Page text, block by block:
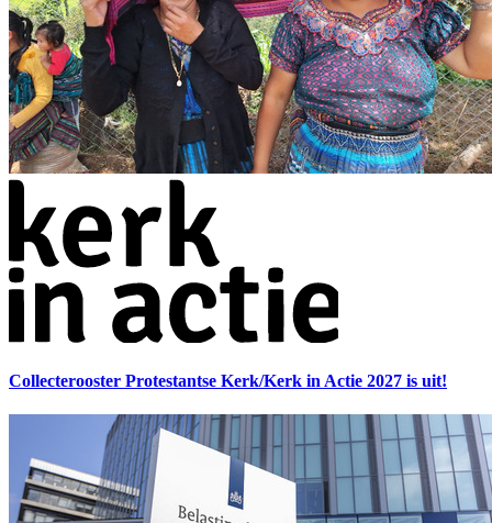
Collecterooster Protestantse Kerk/Kerk in Actie 2027 is uit!